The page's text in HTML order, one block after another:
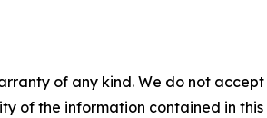
of any kind. We do not
of the information contained in